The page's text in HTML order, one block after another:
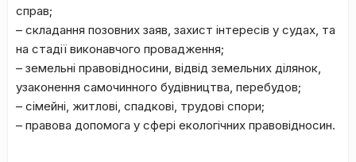
справ;
– складання позовних заяв, захист інтересів у судах, та
на стадії виконавчого провадження;
– земельні правовідносини, відвід земельних ділянок,
узаконення самочинного будівництва, перебудов;
– сімейні, житлові, спадкові, трудові спори;
– правова допомога у сфері екологічних правовідносин.